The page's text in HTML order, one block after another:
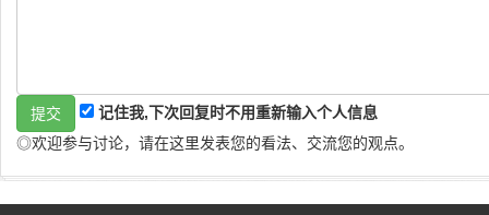
记住我,下次回复时不用重新输入个人信息
◎欢迎参与讨论，请在这里发表您的看法、交流您的观点。